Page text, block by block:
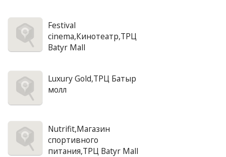
Festival
cinema,Кинотеатр,ТРЦ
Batyr Mall
Luxury Gold,ТРЦ Батыр
молл
Nutrifit,Магазин
спортивного
питания,ТРЦ Batyr Mall